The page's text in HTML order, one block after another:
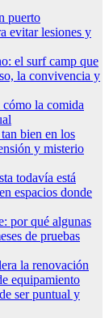
puerto
evitar lesiones y
el surf camp que
la convivencia y
la comida
bien en los
y misterio
todavía está
espacios donde
por qué algunas
de pruebas
la renovación
equipamiento
ser puntual y